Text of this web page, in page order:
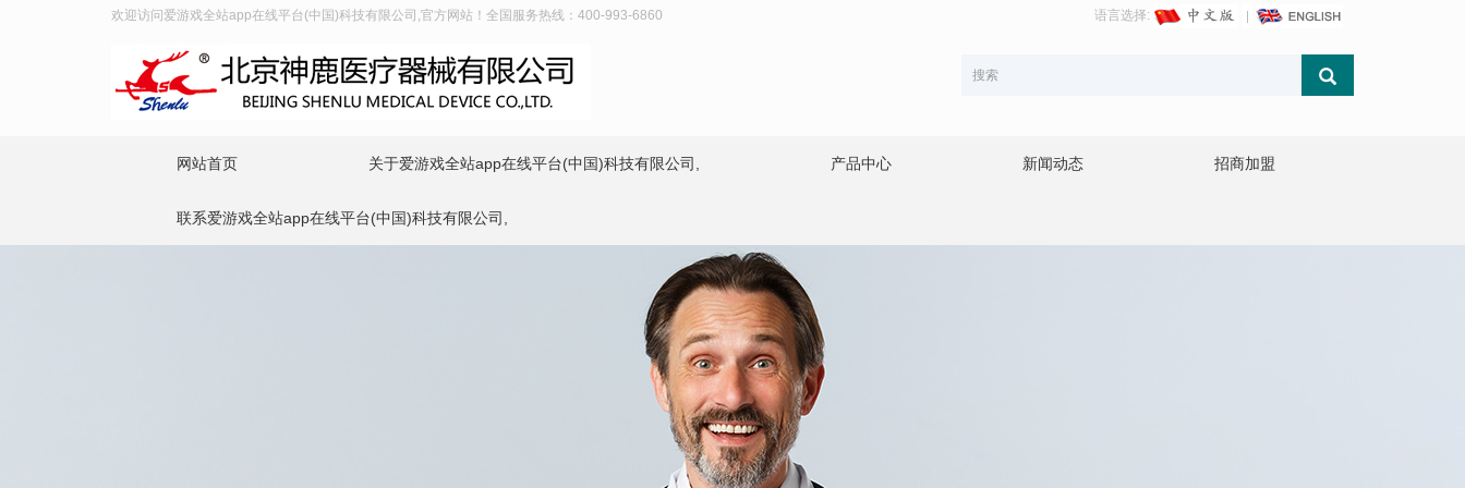
欢迎访问爱游戏全站app在线平台(中国)科技有限公司,官方网站！全国服务热线：400-993-6860 语言选择:
网站首页 关于爱游戏全站app在线平台(中国)科技有限公司, 产品中心 新闻动态 招商加盟
联系爱游戏全站app在线平台(中国)科技有限公司,